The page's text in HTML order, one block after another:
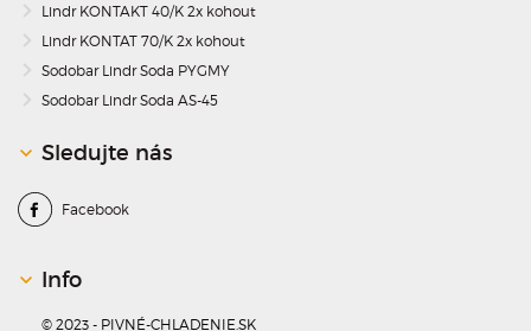
Lindr KONTAKT 40/K 2x kohout
Lindr KONTAT 70/K 2x kohout
Sodobar Lindr Soda PYGMY
Sodobar Lindr Soda AS-45
Sledujte nás
Facebook
Info
© 2023 - PIVNÉ-CHLADENIE.SK